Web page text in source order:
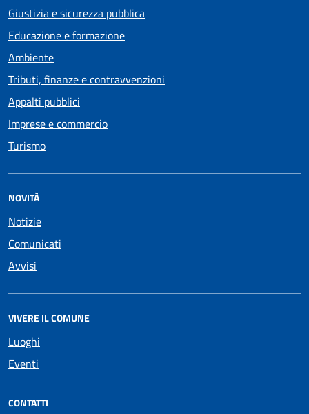
Giustizia e sicurezza pubblica
Educazione e formazione
Ambiente
Tributi, finanze e contravvenzioni
Appalti pubblici
Imprese e commercio
Turismo
NOVITÀ
Notizie
Comunicati
Avvisi
VIVERE IL COMUNE
Luoghi
Eventi
CONTATTI